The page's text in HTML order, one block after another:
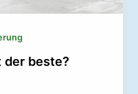
beste?